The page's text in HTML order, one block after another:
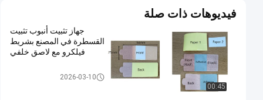
فيديوهات ذات صلة
00:45
جهاز تثبيت أنبوب تثبيت
القسطرة في المصنع بشريط
فيلكرو مع لاصق خلفي
لاصق لاصق وحلقة الشريط
2026-03-10